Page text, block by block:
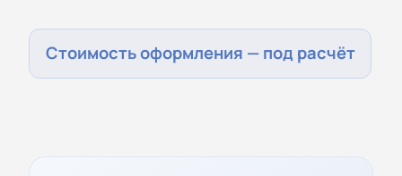
Стоимость оформления — под расчёт